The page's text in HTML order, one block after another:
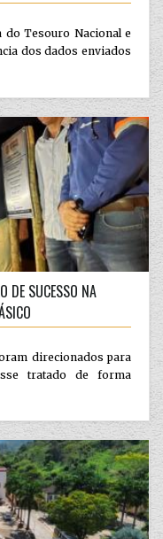
do Tesouro Nacional e
dos dados enviados
DE SUCESSO NA
direcionados para
tratado de forma